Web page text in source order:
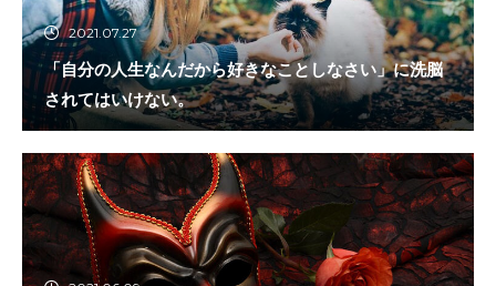
2021.07.27
「自分の人生なんだから好きなことしなさい」に洗脳
されてはいけない。